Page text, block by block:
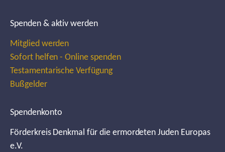
Spenden & aktiv werden
Mitglied werden
Sofort helfen - Online spenden
Testamentarische Verfügung
Bußgelder
Spendenkonto
Förderkreis Denkmal für die ermordeten Juden Europas
e.V.